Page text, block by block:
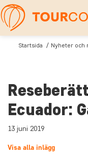
Startsida Nyheter och
Ecuador:
13 juni 2019
Visa alla inlägg